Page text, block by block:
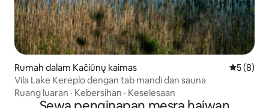
Rumah dalam Kačiūnų kaimas
5 (8)
Vila Lake Kereplo dengan tab mandi dan sauna
Ruang luaran · Kebersihan · Keselesaan